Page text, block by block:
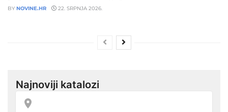
BY NOVINE.HR 22. SRPNJA 2026.